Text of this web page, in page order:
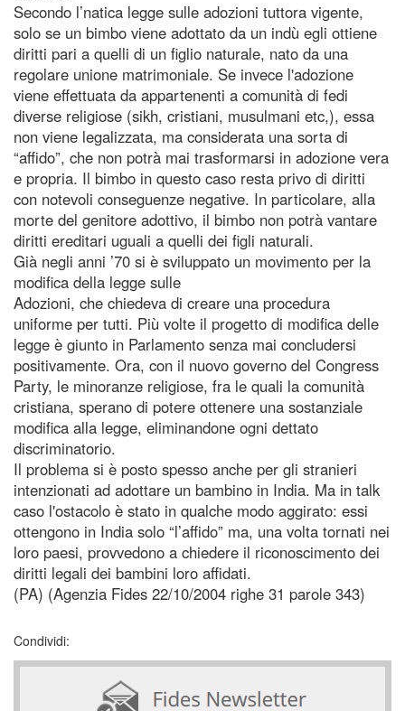
Secondo l’natica legge sulle adozioni tuttora vigente,
solo se un bimbo viene adottato da un indù egli ottiene
diritti pari a quelli di un figlio naturale, nato da una
regolare unione matrimoniale. Se invece l'adozione
viene effettuata da appartenenti a comunità di fedi
diverse religiose (sikh, cristiani, musulmani etc,), essa
non viene legalizzata, ma considerata una sorta di
“affido”, che non potrà mai trasformarsi in adozione vera
e propria. Il bimbo in questo caso resta privo di diritti
con notevoli conseguenze negative. In particolare, alla
morte del genitore adottivo, il bimbo non potrà vantare
diritti ereditari uguali a quelli dei figli naturali.
Già negli anni ’70 si è sviluppato un movimento per la
modifica della legge sulle
Adozioni, che chiedeva di creare una procedura
uniforme per tutti. Più volte il progetto di modifica delle
legge è giunto in Parlamento senza mai concludersi
positivamente. Ora, con il nuovo governo del Congress
Party, le minoranze religiose, fra le quali la comunità
cristiana, sperano di potere ottenere una sostanziale
modifica alla legge, eliminandone ogni dettato
discriminatorio.
Il problema si è posto spesso anche per gli stranieri
intenzionati ad adottare un bambino in India. Ma in talk
caso l'ostacolo è stato in qualche modo aggirato: essi
ottengono in India solo “l’affido” ma, una volta tornati nei
loro paesi, provvedono a chiedere il riconoscimento dei
diritti legali dei bambini loro affidati.
(PA) (Agenzia Fides 22/10/2004 righe 31 parole 343)
Condividi: